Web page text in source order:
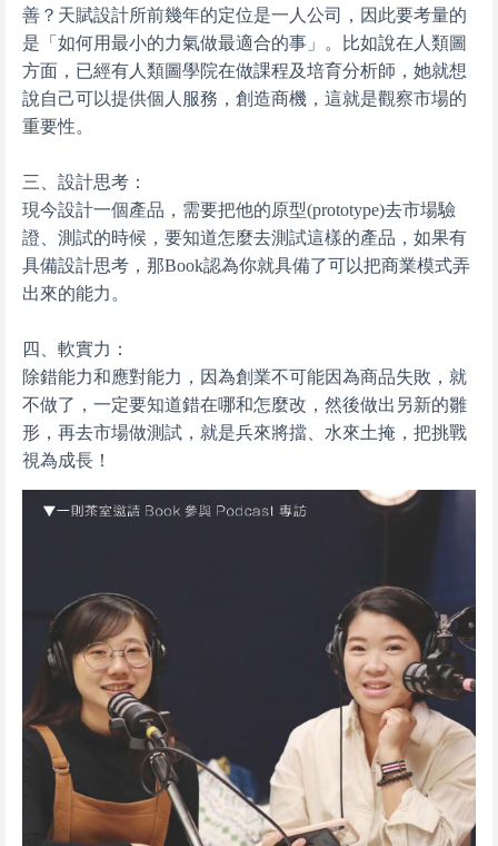
善？天賦設計所前幾年的定位是一人公司，因此要考量的
是「如何用最小的力氣做最適合的事」。比如說在人類圖
方面，已經有人類圖學院在做課程及培育分析師，她就想
說自己可以提供個人服務，創造商機，這就是觀察市場的
重要性。
三、設計思考：
現今設計一個產品，需要把他的原型(prototype)去市場驗
證、測試的時候，要知道怎麼去測試這樣的產品，如果有
具備設計思考，那Book認為你就具備了可以把商業模式弄
出來的能力。
四、軟實力：
除錯能力和應對能力，因為創業不可能因為商品失敗，就
不做了，一定要知道錯在哪和怎麼改，然後做出另新的雛
形，再去市場做測試，就是兵來將擋、水來土掩，把挑戰
視為成長！